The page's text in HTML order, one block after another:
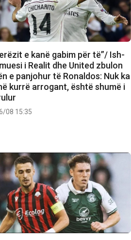
e kanë gabim për të”/ Ish-
i Realit dhe United zbulon
e panjohur të Ronaldos: Nuk ka
kurrë arrogant, është shumë i
08 15:35